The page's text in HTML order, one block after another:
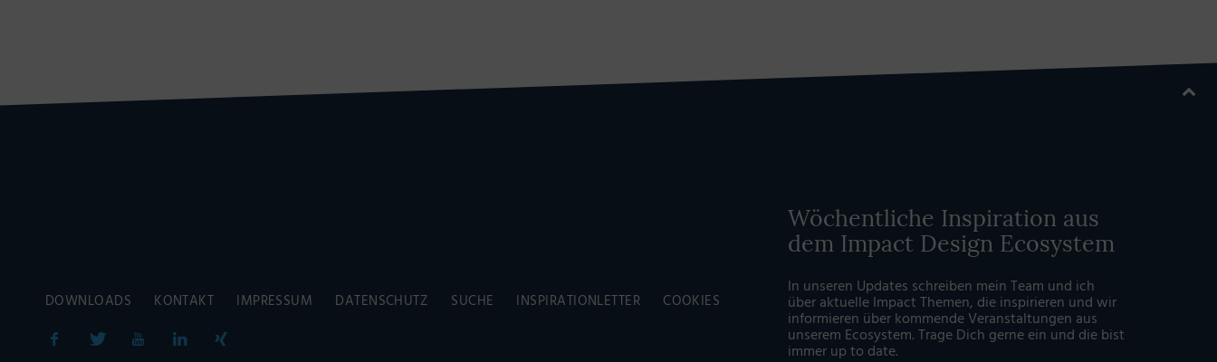
DOWNLOADS KONTAKT IMPRESSUM DATENSCHUTZ SUCHE INSPIRATIONLETTER COOKIES
Wöchentliche Inspiration aus
dem Impact Design Ecosystem
In unseren Updates schreiben mein Team und ich
über aktuelle Impact Themen, die inspirieren und wir
informieren über kommende Veranstaltungen aus
unserem Ecosystem. Trage Dich gerne ein und die bist
immer up to date.